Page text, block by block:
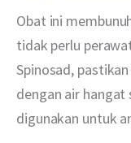
Obat ini
tidak perlu
Spinosad,
dengan air hangat
digunakan untuk